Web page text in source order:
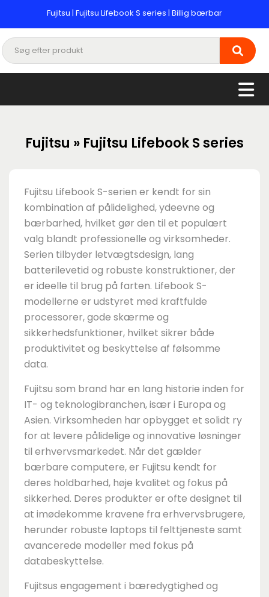
Fujitsu | Fujitsu Lifebook S series | Billig bærbar
Fujitsu » Fujitsu Lifebook S series
Fujitsu Lifebook S-serien er kendt for sin
kombination af pålidelighed, ydeevne og
bærbarhed, hvilket gør den til et populært
valg blandt professionelle og virksomheder.
Serien tilbyder letvægtsdesign, lang
batterilevetid og robuste konstruktioner, der
er ideelle til brug på farten. Lifebook S-
modellerne er udstyret med kraftfulde
processorer, gode skærme og
sikkerhedsfunktioner, hvilket sikrer både
produktivitet og beskyttelse af følsomme
data.
Fujitsu som brand har en lang historie inden for
IT- og teknologibranchen, især i Europa og
Asien. Virksomheden har opbygget et solidt ry
for at levere pålidelige og innovative løsninger
til erhvervsmarkedet. Når det gælder
bærbare computere, er Fujitsu kendt for
deres holdbarhed, høje kvalitet og fokus på
sikkerhed. Deres produkter er ofte designet til
at imødekomme kravene fra erhvervsbrugere,
herunder robuste laptops til felttjeneste samt
avancerede modeller med fokus på
databeskyttelse.
Fujitsus engagement i bæredygtighed og